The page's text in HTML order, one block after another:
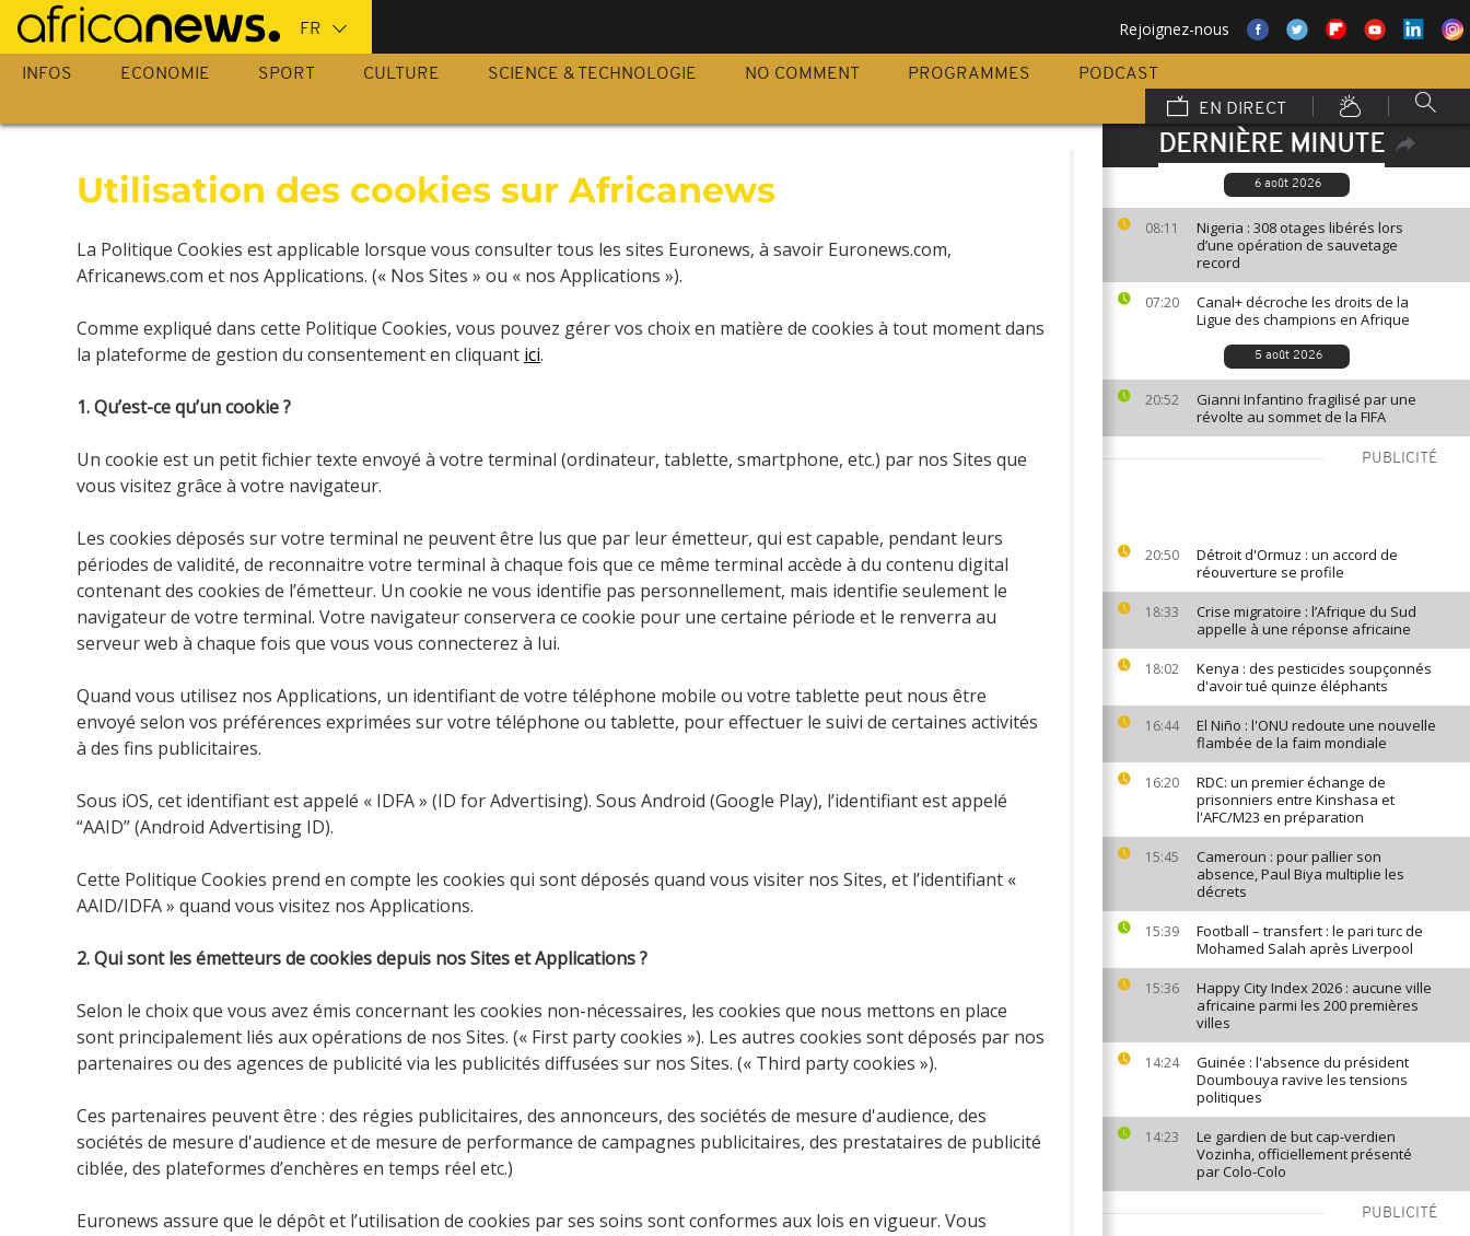
Passer
au
contenu
Rejoignez-nous
INFOS ECONOMIE SPORT CULTURE SCIENCE & TECHNOLOGIE NO COMMENT PROGRAMMES
PODCAST
EN DIRECT
DERNIÈRE MINUTE
6 août 2026
08:11
Nigeria : 308 otages libérés lors
d’une opération de sauvetage
record
07:20
Canal+ décroche les droits de la
Ligue des champions en Afrique
5 août 2026
20:52
Gianni Infantino fragilisé par une
révolte au sommet de la FIFA
PUBLICITÉ
20:50
Détroit d'Ormuz : un accord de
réouverture se profile
18:33
Crise migratoire : l’Afrique du Sud
appelle à une réponse africaine
18:02
Kenya : des pesticides soupçonnés
d'avoir tué quinze éléphants
16:44
El Niño : l'ONU redoute une nouvelle
flambée de la faim mondiale
16:20
RDC: un premier échange de
prisonniers entre Kinshasa et
l'AFC/M23 en préparation
15:45
Cameroun : pour pallier son
absence, Paul Biya multiplie les
décrets
15:39
Football – transfert : le pari turc de
Mohamed Salah après Liverpool
15:36
Happy City Index 2026 : aucune ville
africaine parmi les 200 premières
villes
14:24
Guinée : l'absence du président
Doumbouya ravive les tensions
politiques
14:23
Le gardien de but cap-verdien
Vozinha, officiellement présenté
par Colo-Colo
PUBLICITÉ
Utilisation des cookies sur Africanews
La Politique Cookies est applicable lorsque vous consulter tous les sites Euronews, à savoir Euronews.com,
Africanews.com et nos Applications. (« Nos Sites » ou « nos Applications »).
Comme expliqué dans cette Politique Cookies, vous pouvez gérer vos choix en matière de cookies à tout moment dans
la plateforme de gestion du consentement en cliquant ici.
1. Qu’est-ce qu’un cookie ?
Un cookie est un petit fichier texte envoyé à votre terminal (ordinateur, tablette, smartphone, etc.) par nos Sites que
vous visitez grâce à votre navigateur.
Les cookies déposés sur votre terminal ne peuvent être lus que par leur émetteur, qui est capable, pendant leurs
périodes de validité, de reconnaitre votre terminal à chaque fois que ce même terminal accède à du contenu digital
contenant des cookies de l’émetteur. Un cookie ne vous identifie pas personnellement, mais identifie seulement le
navigateur de votre terminal. Votre navigateur conservera ce cookie pour une certaine période et le renverra au
serveur web à chaque fois que vous vous connecterez à lui.
Quand vous utilisez nos Applications, un identifiant de votre téléphone mobile ou votre tablette peut nous être
envoyé selon vos préférences exprimées sur votre téléphone ou tablette, pour effectuer le suivi de certaines activités
à des fins publicitaires.
Sous iOS, cet identifiant est appelé « IDFA » (ID for Advertising). Sous Android (Google Play), l’identifiant est appelé
“AAID” (Android Advertising ID).
Cette Politique Cookies prend en compte les cookies qui sont déposés quand vous visiter nos Sites, et l’identifiant «
AAID/IDFA » quand vous visitez nos Applications.
2. Qui sont les émetteurs de cookies depuis nos Sites et Applications ?
Selon le choix que vous avez émis concernant les cookies non-nécessaires, les cookies que nous mettons en place
sont principalement liés aux opérations de nos Sites. (« First party cookies »). Les autres cookies sont déposés par nos
partenaires ou des agences de publicité via les publicités diffusées sur nos Sites. (« Third party cookies »).
Ces partenaires peuvent être : des régies publicitaires, des annonceurs, des sociétés de mesure d'audience, des
sociétés de mesure d'audience et de mesure de performance de campagnes publicitaires, des prestataires de publicité
ciblée, des plateformes d’enchères en temps réel etc.)
Euronews assure que le dépôt et l’utilisation de cookies par ses soins sont conformes aux lois en vigueur. Vous